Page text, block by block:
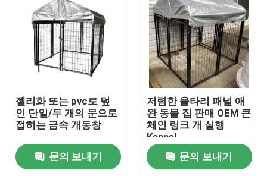
젤리화 또는 pvc로 덮
인 단일/두 개의 문으로
접히는 금속 개동창
문의 보내기
저렴한 울타리 패널 애
완 동물 집 판매 OEM 큰
체인 링크 개 실행
Kennel
문의 보내기